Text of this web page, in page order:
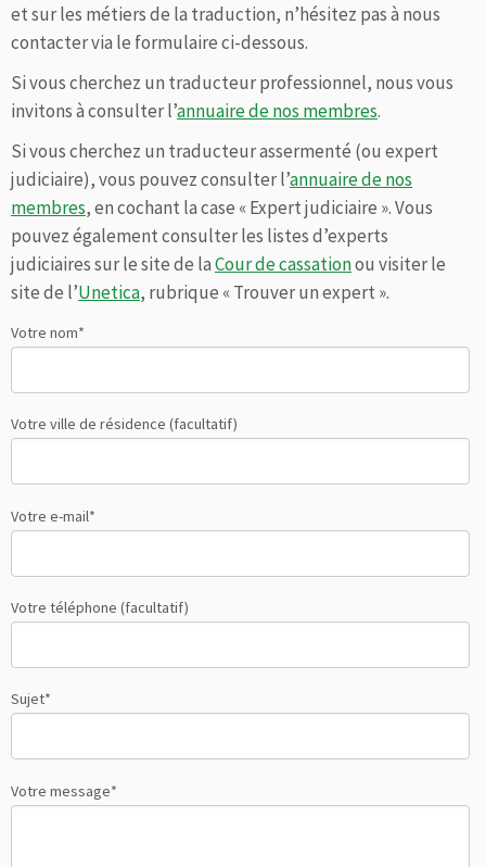
et sur les métiers de la traduction, n’hésitez pas à nous
contacter via le formulaire ci-dessous.
Si vous cherchez un traducteur professionnel, nous vous
invitons à consulter l’annuaire de nos membres.
Si vous cherchez un traducteur assermenté (ou expert
judiciaire), vous pouvez consulter l’annuaire de nos
membres, en cochant la case « Expert judiciaire ». Vous
pouvez également consulter les listes d’experts
judiciaires sur le site de laCour de cassationou visiter le
site de l’Unetica, rubrique « Trouver un expert ».
Votre nom*
Votre ville de résidence (facultatif)
Votre e-mail*
Votre téléphone (facultatif)
Sujet*
Votre message*